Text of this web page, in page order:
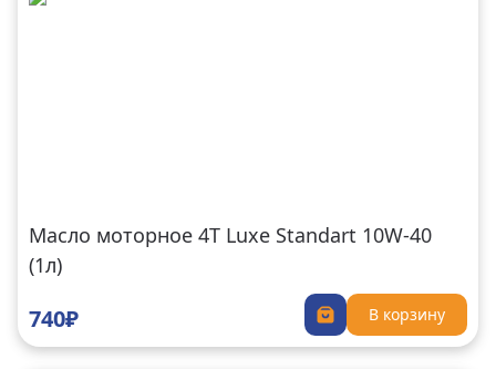
Масло моторное 4T Luxe Standart 10W-40
(1л)
740₽ В корзину